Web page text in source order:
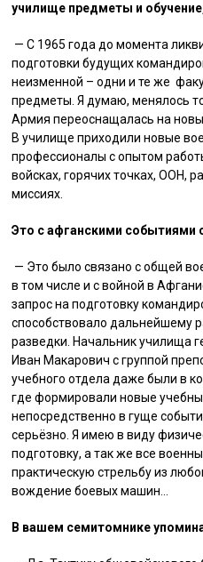
училище предметы и
— С 1965 года до момента
подготовки будущих
неизменной – одни и те же
предметы. Я думаю, менялось
Армия переоснащалась на
В училище приходили новые
профессионалы с опытом
войсках, горячих точках, ООН,
миссиях.
Это с афганскими событиями
— Это было связано с общей
в том числе и с войной в
запрос на подготовку
способствовало дальнейшему
разведки. Начальник училища
Иван Макарович с группой
учебного отдела даже были в
где формировали новые
непосредственно в гуще
серьёзно. Я имею в виду
подготовку, а так же все
практическую стрельбу из
вождение боевых машин…
В вашем семитомнике